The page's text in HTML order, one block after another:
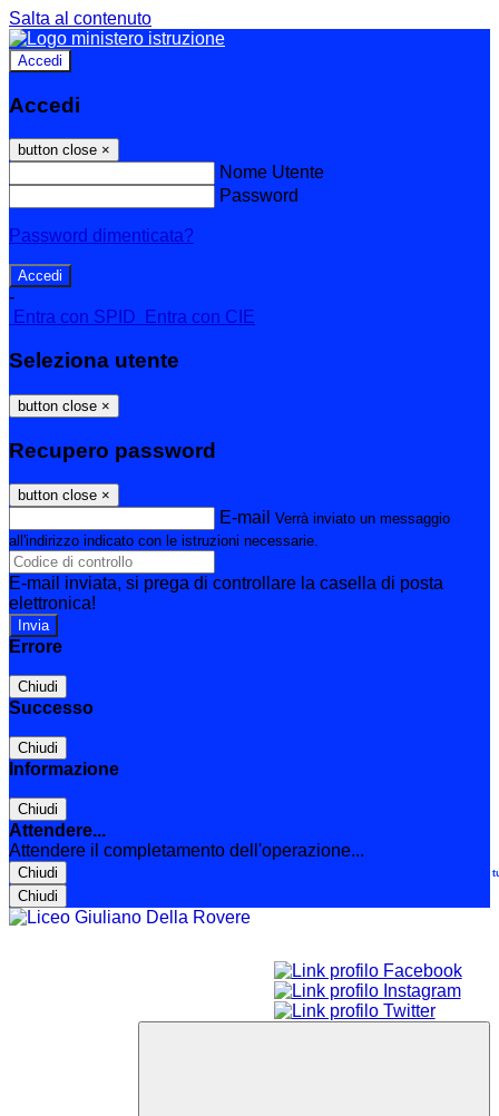
Salta al contenuto
Accedi
Accedi
button close ×
Nome Utente
Password
Password dimenticata?
-
Entra con SPID
Entra con CIE
Seleziona utente
button close ×
Recupero password
button close ×
E-mail Verrà inviato un messaggio
all'indirizzo indicato con le istruzioni necessarie.
E-mail inviata, si prega di controllare la casella di posta
elettronica!
Errore
Chiudi
Successo
Chiudi
Informazione
Chiudi
Attendere...
Attendere il completamento dell'operazione...
Chiudi
Chiudi
Le